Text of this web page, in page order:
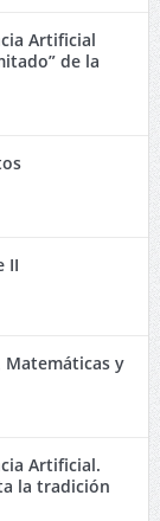
Artificial
de la
II
Matemáticas y
Artificial.
la tradición